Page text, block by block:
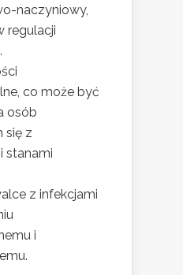
naczyniowy,
regulacji
co może być
osób
się z
stanami
z infekcjami
i